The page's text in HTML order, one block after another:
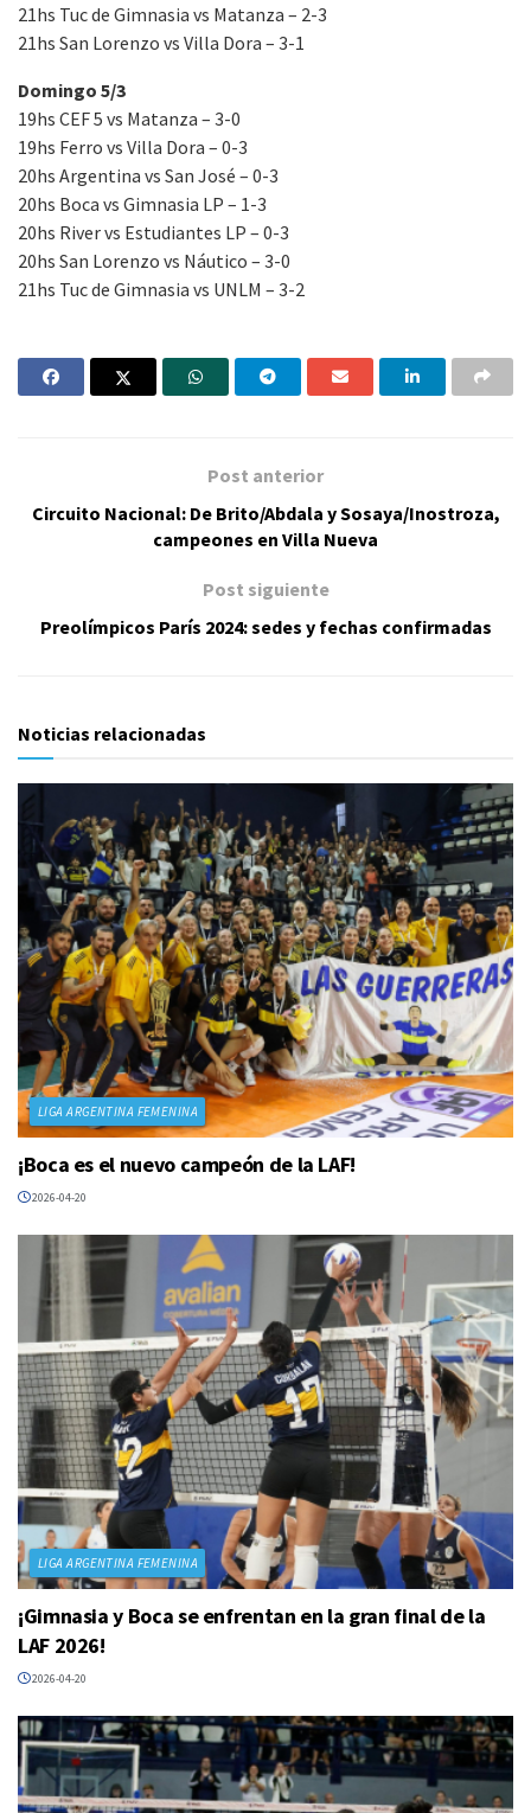
21hs Tuc de Gimnasia vs Matanza – 2-3
21hs San Lorenzo vs Villa Dora – 3-1
Domingo 5/3
19hs CEF 5 vs Matanza – 3-0
19hs Ferro vs Villa Dora – 0-3
20hs Argentina vs San José – 0-3
20hs Boca vs Gimnasia LP – 1-3
20hs River vs Estudiantes LP – 0-3
20hs San Lorenzo vs Náutico – 3-0
21hs Tuc de Gimnasia vs UNLM – 3-2
Post anterior
Circuito Nacional: De Brito/Abdala y Sosaya/Inostroza,
campeones en Villa Nueva
Post siguiente
Preolímpicos París 2024: sedes y fechas confirmadas
Noticias relacionadas
LIGA ARGENTINA FEMENINA
¡Boca es el nuevo campeón de la LAF!
2026-04-20
LIGA ARGENTINA FEMENINA
¡Gimnasia y Boca se enfrentan en la gran final de la
LAF 2026!
2026-04-20